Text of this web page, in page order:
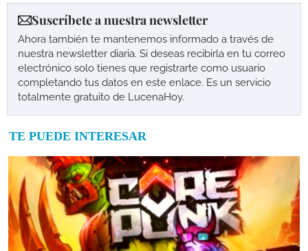
Suscríbete a nuestra newsletter
Ahora también te mantenemos informado a través de
nuestra newsletter diaria. Si deseas recibirla en tu correo
electrónico solo tienes que registrarte como usuario
completando tus datos en este enlace. Es un servicio
totalmente gratuito de LucenaHoy.
TE PUEDE INTERESAR